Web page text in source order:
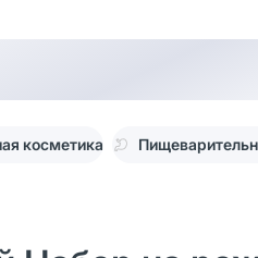
косметика